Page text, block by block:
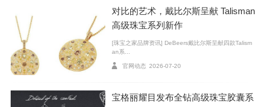
间，Snow Dance 长款与短款白金钻石耳环于耳畔错落生
姿；Arpeggia 白金单层钻石手链搭配 Enchanted Lotus B
loom 白金钻石戒指，旋律起伏，莲影闪烁，于光影交错
间尽释非凡气韵。
对比的艺术，戴比尔斯呈献 Talisman
高级珠宝系列新作
[珠宝之家品牌资讯] DeBeers戴比尔斯呈献四款Talism
an系...
官网动态 2026-07-20
宝格丽耀目发布全钻高级珠宝胶囊系